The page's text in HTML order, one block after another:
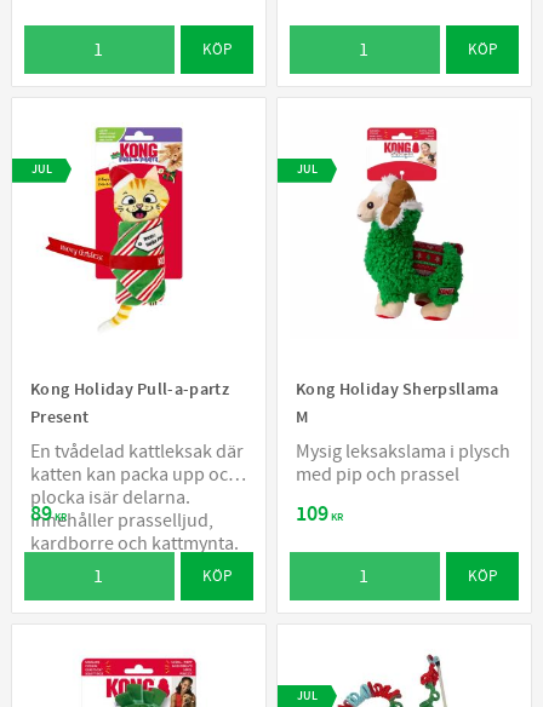
KÖP KÖP
Kong Holiday Pull-a-partz
Present
En tvådelad kattleksak där
katten kan packa upp och
plocka isär delarna.
Innehåller prasselljud,
kardborre och kattmynta.
89KR
JUL
KÖP
Kong Holiday Sherpsllama
M
Mysig leksakslama i plysch
med pip och prassel
109KR
JUL
KÖP
JUL